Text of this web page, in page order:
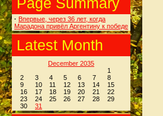
· Впервые, через 36 лет, когда
Марадона привёл Аргентину к победе
Latest Month
December 2035
1
2
3 4 5 6 7
8
9
10 11 12 13 14
15
16
17 18 19 20 21
22
23
24 25 26 27 28
29
30
31